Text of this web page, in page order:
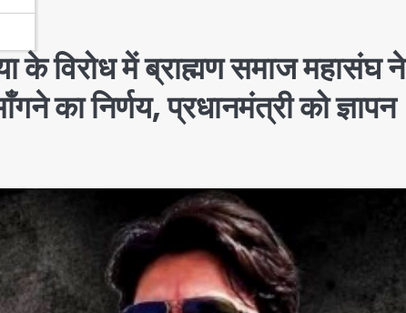
के विरोध में ब्राह्मण समाज महासंघ ने
का निर्णय, प्रधानमंत्री को ज्ञापन